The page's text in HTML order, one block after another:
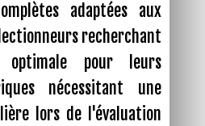
adaptées aux
recherchant
optimale pour leurs
nécessitant une
lors de l'évaluation